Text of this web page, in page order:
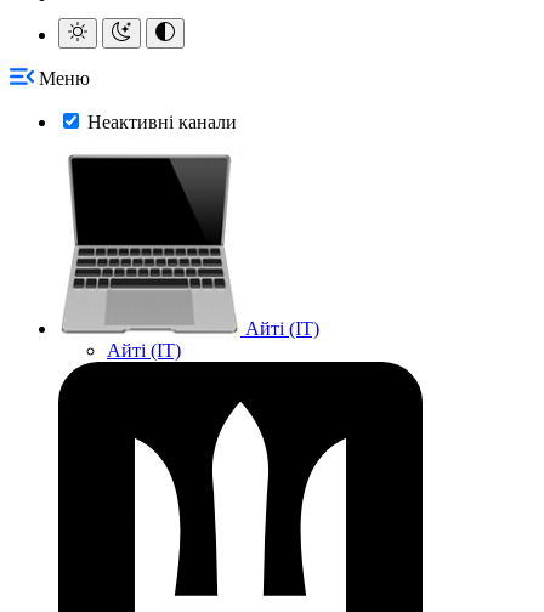
Меню
Неактивні канали
Айті (IT)
Айті (IT)